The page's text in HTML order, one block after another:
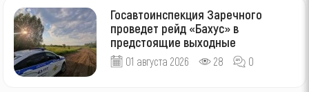
Госавтоинспекция Заречного
проведет рейд «Бахус» в
предстоящие выходные
01 августа 2026 28 0